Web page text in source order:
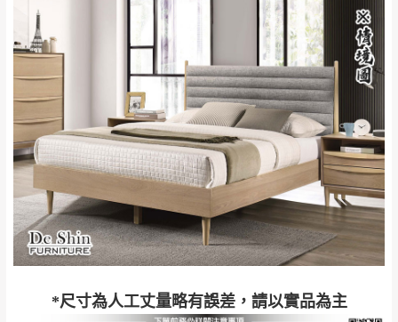
*尺寸為人工丈量略有誤差，請以實品為主
台北市、新北市地區固定每周(三)、(日)兩天收送貨
暫無配送地區：彰化、南投、雲林、嘉義、台南、高
雄、屏東、宜蘭、 花蓮、台東、金門、馬祖、澎湖地區
（可於LINE線上詢問 →@dershin ）
加收說明
公司客服人員，我們將為您更換新品，運費
皆由本站負責，所有退回及換貨之商品必須
是全新狀態且完整包裝，床墊、床包、枕頭
類產品需為未拆封狀態(請保持商品、附件、
包裝、廠商紙及所有附隨文件或資料之完整
性)，若未依照上述方式處理，恕無法接受退
貨。
由於透過電腦螢幕選購商品，可能會因個人
電腦螢幕的設定色差或解析度等因素， 與實
際商品的顏色、質感稍有不同，如因此而需
退換貨，需自付來回運費及人資成本 ，請您
訂購前詳加確認。(包含商品尺寸是否合適)。
丈量，難免會有些許誤差值(約正負0.5CM)